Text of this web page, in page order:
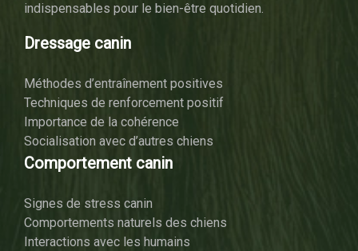
indispensables pour le bien-être quotidien.
Dressage canin
Méthodes d’entraînement positives
Techniques de renforcement positif
Importance de la cohérence
Socialisation avec d’autres chiens
Comportement canin
Signes de stress canin
Comportements naturels des chiens
Interactions avec les humains